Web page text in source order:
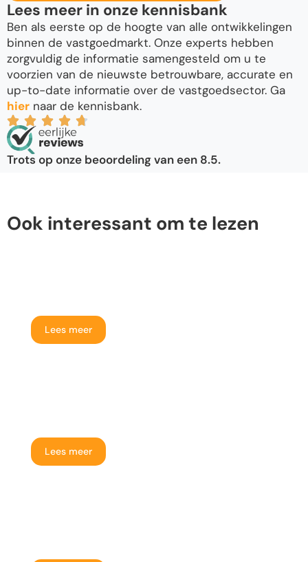
Lees meer in onze kennisbank
Ben als eerste op de hoogte van alle ontwikkelingen
binnen de vastgoedmarkt. Onze experts hebben
zorgvuldig de informatie samengesteld om u te
voorzien van de nieuwste betrouwbare, accurate en
up-to-date informatie over de vastgoedsector. Ga
hier naar de kennisbank.
Trots op onze beoordeling van een 8.5.
Ook interessant om te lezen
Lees meer
Lees meer